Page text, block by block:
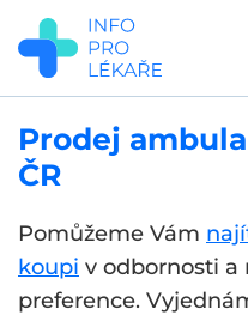
Přejít
hlavnímu
obsahu
Prodej
ČR
Pomůžeme Vám
koupi v odbornosti a
preference.